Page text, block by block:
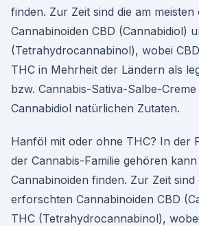
finden. Zur Zeit sind die am
Cannabinoiden CBD (Cannabidiol)
(Tetrahydrocannabinol), wobei
THC in Mehrheit der Ländern als
bzw. Cannabis-Sativa-Salbe-
Cannabidiol natürlichen Zutaten.
Hanföl mit oder ohne THC? In der
der Cannabis-Familie gehören
Cannabinoiden finden. Zur Zeit sind
erforschten Cannabinoiden CBD
THC (Tetrahydrocannabinol),